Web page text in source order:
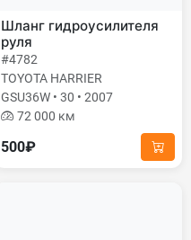
Шланг гидроусилителя
руля
#4782
TOYOTA HARRIER
GSU36W • 30 • 2007
72 000 км
500₽